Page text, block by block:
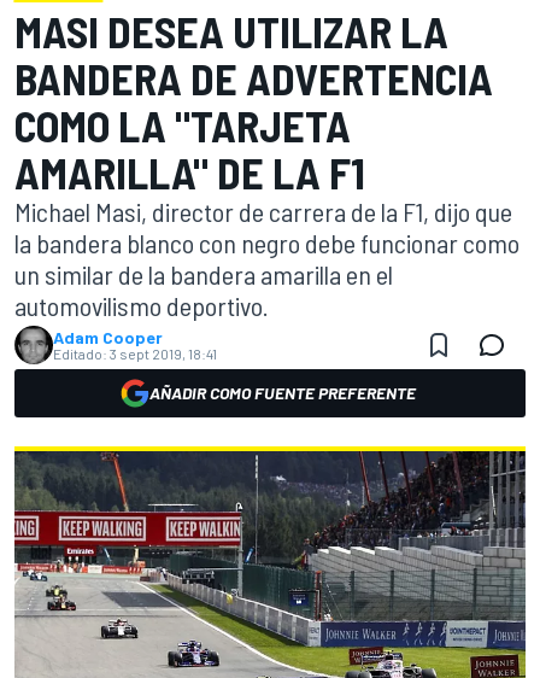
MASI DESEA UTILIZAR LA
BANDERA DE ADVERTENCIA
COMO LA "TARJETA
AMARILLA" DE LA F1
Michael Masi, director de carrera de la F1, dijo que
la bandera blanco con negro debe funcionar como
un similar de la bandera amarilla en el
automovilismo deportivo.
Adam Cooper
Editado: 3 sept 2019, 18:41
AÑADIR COMO FUENTE PREFERENTE